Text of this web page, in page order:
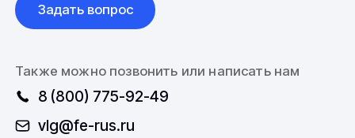
Задать вопрос
Также можно позвонить или написать нам
8 (800) 775-92-49
vlg@fe-rus.ru